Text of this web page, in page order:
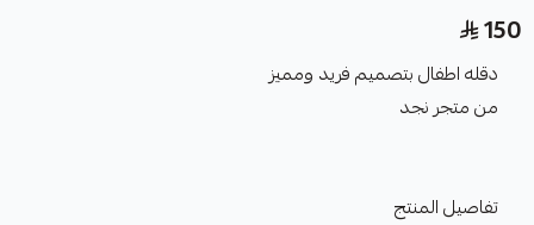
150
دقله اطفال بتصميم فريد ومميز
من متجر نجد
تفاصيل المنتج